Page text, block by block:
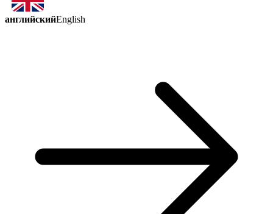
английскийEnglish